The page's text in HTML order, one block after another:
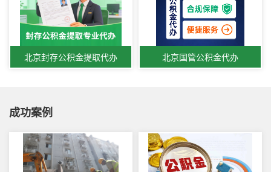
北京封存公积金提取代办 北京国管公积金代办
成功案例